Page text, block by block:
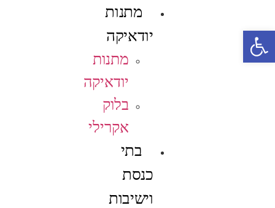
מתנות
יודאיקה
מתנות
יודאיקה
בלוק
אקרילי
בתי
כנסת
וישיבות
פתח סרגל נגישות